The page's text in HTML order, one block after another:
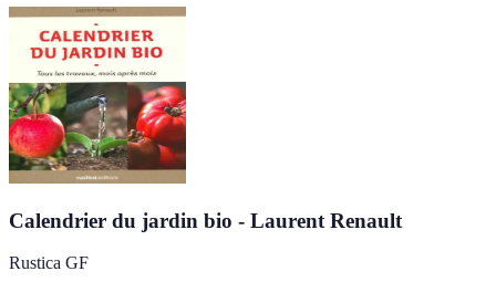
Calendrier du jardin bio - Laurent Renault
Rustica GF